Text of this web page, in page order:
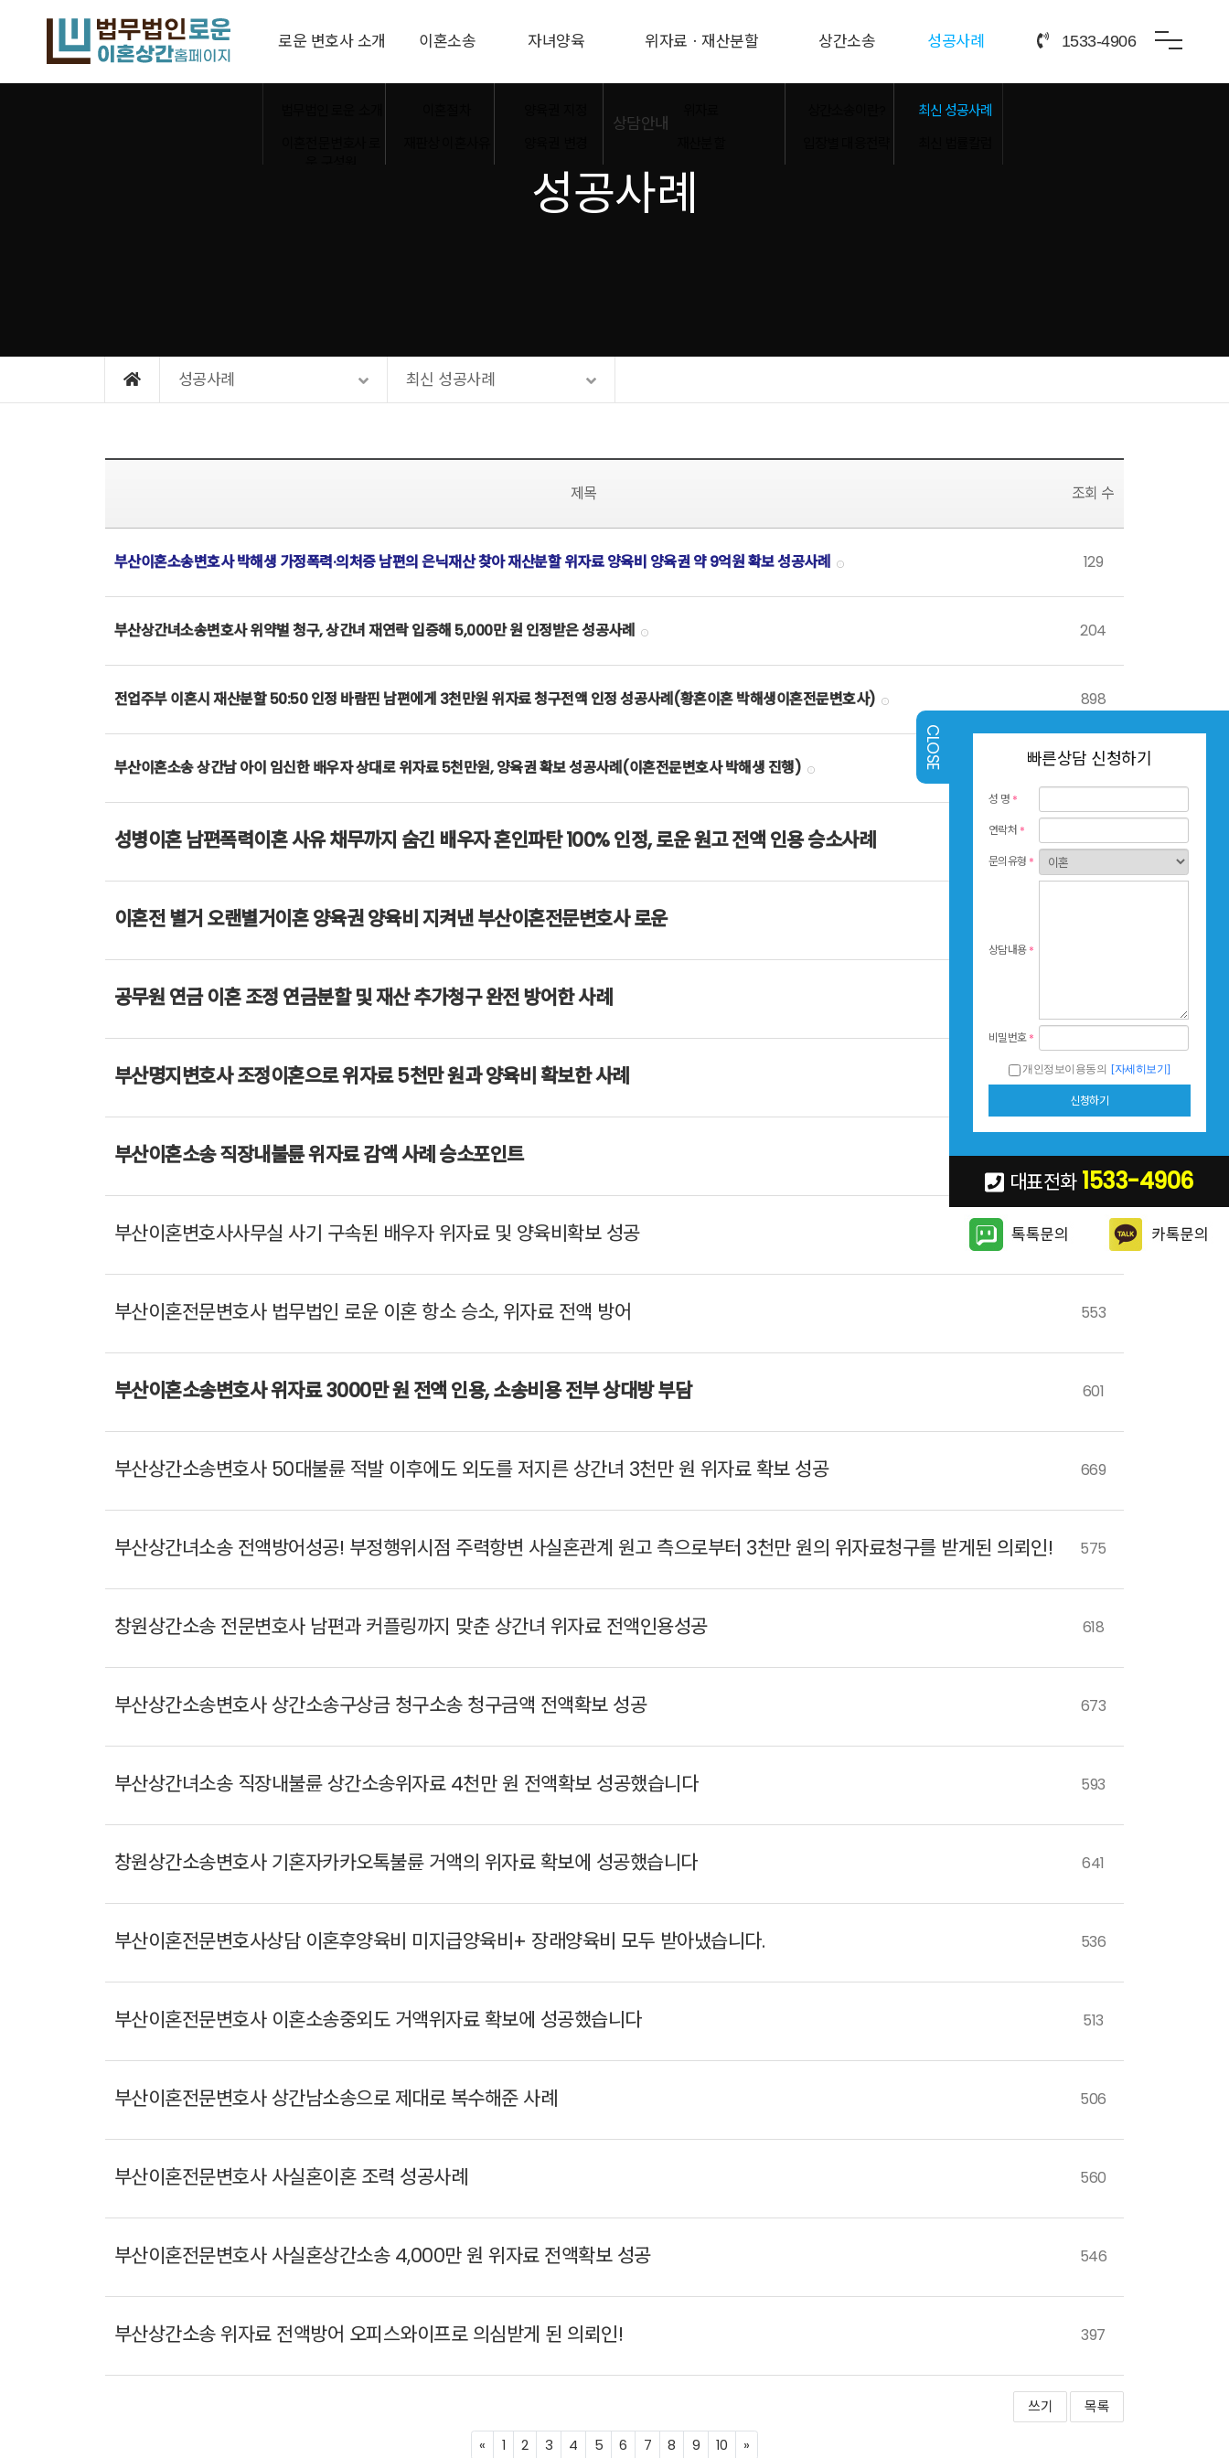
빠른상담 신청하기
성 명 *
연락처 *
문의유형 *
상담내용*
비밀번호*
개인정보이용동의 [자세히보기]
대표전화 1533-4906
1533-4906
로운 변호사 소개 이혼소송 자녀양육
양육비 강제이행
양육비 이행명령
위자료ㆍ재산분할 상간소송 성공사례
최신 성공사례
상담안내
온라인상담
성공사례
성공사례 최신 성공사례
제목 조회 수
부산이혼소송변호사 박해생 가정폭력·의처증 남편의 은닉재산 찾아 재산분할 위자료 양육비 양육권 약 9억원 확보 성공사례 129
부산상간녀소송변호사 위약벌 청구, 상간녀 재연락 입증해 5,000만 원 인정받은 성공사례 204
전업주부 이혼시 재산분할 50:50 인정 바람핀 남편에게 3천만원 위자료 청구전액 인정 성공사례(황혼이혼 박해생이혼전문변호사) 898
부산이혼소송 상간남 아이 임신한 배우자 상대로 위자료 5천만원, 양육권 확보 성공사례(이혼전문변호사 박해생 진행) 1260
성병이혼 남편폭력이혼 사유 채무까지 숨긴 배우자 혼인파탄 100% 인정, 로운 원고 전액 인용 승소사례 269
이혼전 별거 오랜별거이혼 양육권 양육비 지켜낸 부산이혼전문변호사 로운
공무원 연금 이혼 조정 연금분할 및 재산 추가청구 완전 방어한 사례
부산명지변호사 조정이혼으로 위자료 5천만 원과 양육비 확보한 사례 427
부산이혼소송 직장내불륜 위자료 감액 사례 승소포인트 466
부산이혼변호사사무실 사기 구속된 배우자 위자료 및 양육비확보 성공
부산이혼전문변호사 법무법인 로운 이혼 항소 승소, 위자료 전액 방어 553
부산이혼소송변호사 위자료 3000만 원 전액 인용, 소송비용 전부 상대방 부담 601
부산상간소송변호사 50대불륜 적발 이후에도 외도를 저지른 상간녀 3천만 원 위자료 확보 성공 669
부산상간녀소송 전액방어성공! 부정행위시점 주력항변 사실혼관계 원고 측으로부터 3천만 원의 위자료청구를 받게된 의뢰인! 575
창원상간소송 전문변호사 남편과 커플링까지 맞춘 상간녀 위자료 전액인용성공 618
부산상간소송변호사 상간소송구상금 청구소송 청구금액 전액확보 성공 673
부산상간녀소송 직장내불륜 상간소송위자료 4천만 원 전액확보 성공했습니다 593
창원상간소송변호사 기혼자카카오톡불륜 거액의 위자료 확보에 성공했습니다 641
부산이혼전문변호사상담 이혼후양육비 미지급양육비+ 장래양육비 모두 받아냈습니다. 536
부산이혼전문변호사 이혼소송중외도 거액위자료 확보에 성공했습니다 513
부산이혼전문변호사 상간남소송으로 제대로 복수해준 사례 506
부산이혼전문변호사 사실혼이혼 조력 성공사례 560
부산이혼전문변호사 사실혼상간소송 4,000만 원 위자료 전액확보 성공 546
부산상간소송 위자료 전액방어 오피스와이프로 의심받게 된 의뢰인! 397
쓰기
목록
«Previous
1 2 3 4 5 6 7 8 9 10 »Next